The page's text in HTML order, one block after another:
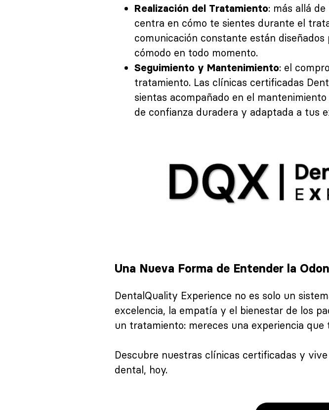
Realización del Tratamiento: más allá
centra en cómo te sientes durante el
comunicación constante están
cómodo en todo momento.
Seguimiento y Mantenimiento: el
tratamiento. Las clínicas certificadas
sientas acompañado en el
de confianza duradera y adaptada a tus
Una Nueva Forma de Entender la
DentalQuality Experience no es solo un
excelencia, la empatía y el bienestar de los
un tratamiento: mereces una experiencia
Descubre nuestras clínicas certificadas y
dental, hoy.